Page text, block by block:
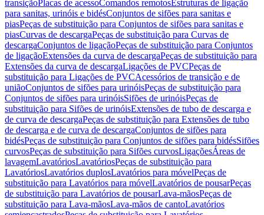
transiçãoPlacas de acessoComandos remotosEstruturas de ligação
para sanitas, urinóis e bidésConjuntos de sifões para sanitas e
piasPeças de substituição para Conjuntos de sifões para sanitas e
piasCurvas de descargaPeças de substituição para Curvas de
descargaConjuntos de ligaçãoPeças de substituição para Conjuntos
de ligaçãoExtensões da curva de descargaPeças de substituição para
Extensões da curva de descargaLigações de PVCPeças de
substituição para Ligações de PVCAcessórios de transição e de
uniãoConjuntos de sifões para urinóisPeças de substituição para
Conjuntos de sifões para urinóisSifões de urinóisPeças de
substituição para Sifões de urinóisExtensões de tubo de descarga e
de curva de descargaPeças de substituição para Extensões de tubo
de descarga e de curva de descargaConjuntos de sifões para
bidésPeças de substituição para Conjuntos de sifões para bidésSifões
curvosPeças de substituição para Sifões curvosLigaçõesÁreas de
lavagemLavatóriosLavatóriosPeças de substituição para
LavatóriosLavatórios duplosLavatórios para móvelPeças de
substituição para Lavatórios para móvelLavatórios de pousarPeças
de substituição para Lavatórios de pousarLava-mãosPeças de
substituição para Lava-mãosLava-mãos de cantoLavatórios